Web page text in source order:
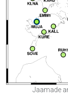
Jaamade